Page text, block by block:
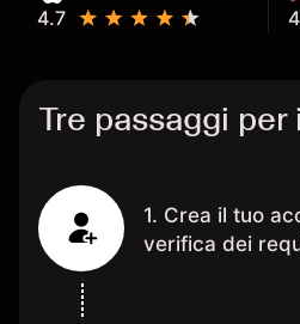
4.7
Tre passaggi per
1. Crea il tuo
verifica dei